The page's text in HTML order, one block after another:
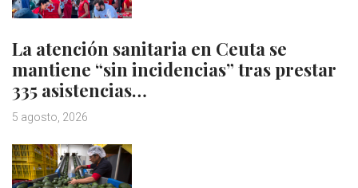
La atención sanitaria en Ceuta se
mantiene “sin incidencias” tras prestar
335 asistencias…
5 agosto, 2026